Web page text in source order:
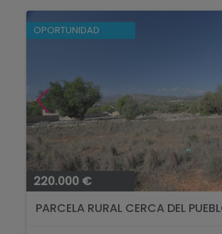
OPORTUNIDAD
220.000 €
PARCELA RURAL CERCA DEL